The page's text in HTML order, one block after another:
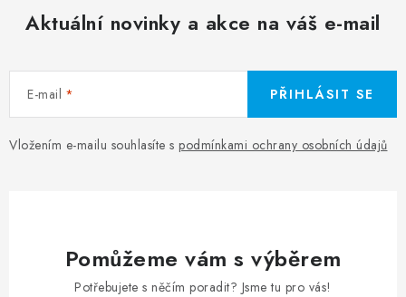
Aktuální novinky a akce na váš e-mail
E-mail
Vložením e-mailu souhlasíte s podmínkami ochrany osobních údajů
PŘIHLÁSIT SE
Pomůžeme vám s výběrem
Potřebujete s něčím poradit? Jsme tu pro vás!